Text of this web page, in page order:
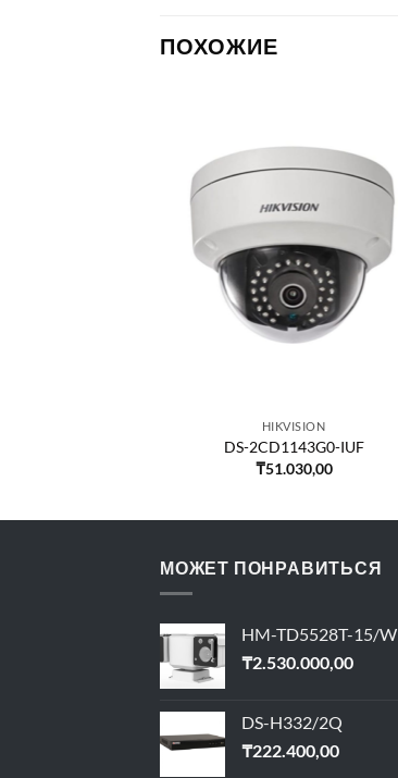
ПОХОЖИЕ
HIKVISION
DS-2CD1143G0-IUF
₸51.030,00
МОЖЕТ ПОНРАВИТЬСЯ
HM-TD5528T-15/W
₸2.530.000,00
DS-H332/2Q
₸222.400,00